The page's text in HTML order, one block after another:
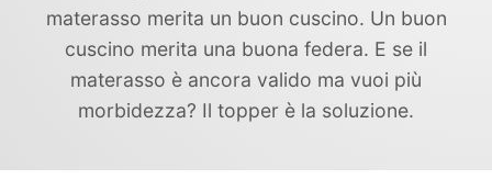
materasso merita un buon cuscino. Un buon
cuscino merita una buona federa. E se il
materasso è ancora valido ma vuoi più
morbidezza? Il topper è la soluzione.